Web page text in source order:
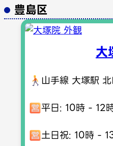
豊島区
大
山手線 大塚駅
平日: 10時 - 12
土日祝: 10時 -